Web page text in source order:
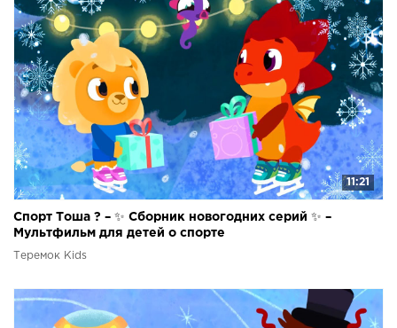
11:21
Спорт Тоша ? – ✨ Сборник новогодних серий ✨ –
Мультфильм для детей о спорте
Теремок Kids